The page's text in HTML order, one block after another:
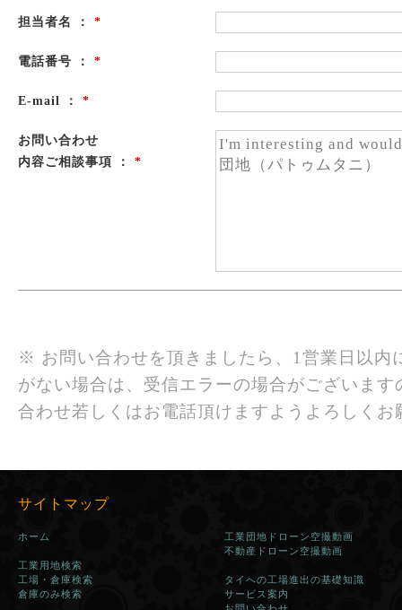
担当者名 ： *
電話番号 ： *
E-mail ： *
お問い合わせ
内容ご相談事項 ： *
※ お問い合わせを頂きましたら、1営業日以内
がない場合は、受信エラーの場合がございま
合わせ若しくはお電話頂けますようよろしくお
サイトマップ
ホーム
工業用地検索
工場・倉庫検索
倉庫のみ検索
工業団地ドローン空撮動画
不動産ドローン空撮動画
タイへの工場進出の基礎知識
サービス案内